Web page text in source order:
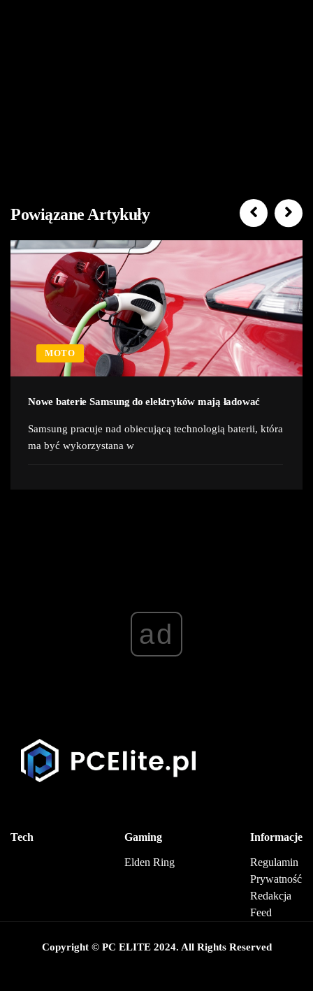
Powiązane Artykuły
MOTO
Nowe baterie Samsung do elektryków mają ładować
Samsung pracuje nad obiecującą technologią baterii, która
ma być wykorzystana w
ad
Tech Gaming
Elden Ring
Informacje
Regulamin
Prywatność
Redakcja
Feed
Copyright © PC ELITE 2024. All Rights Reserved